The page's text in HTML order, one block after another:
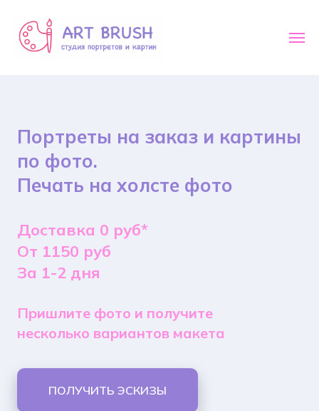
Портреты на заказ и картины
по фото.
Печать на холсте фото
Доставка 0 руб*
От 1150 руб
За 1-2 дня
Пришлите фото и получите
несколько вариантов макета
ПОЛУЧИТЬ ЭСКИЗЫ